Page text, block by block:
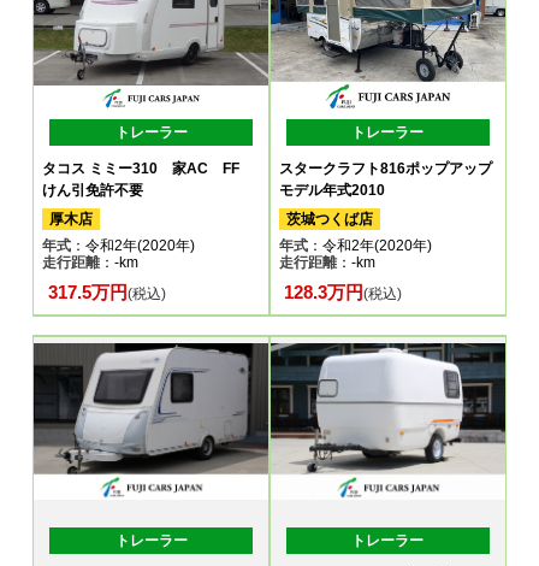
トレーラー
タコス ミミー310 家AC FF
けん引免許不要
厚木店
年式 ：令和2年(2020年)
走行距離：-km
317.5万円(税込)
トレーラー
スタークラフト816ポップアップ
モデル年式2010
茨城つくば店
年式：令和2年(2020年)
走行距離：-km
128.3万円(税込)
トレーラー トレーラー